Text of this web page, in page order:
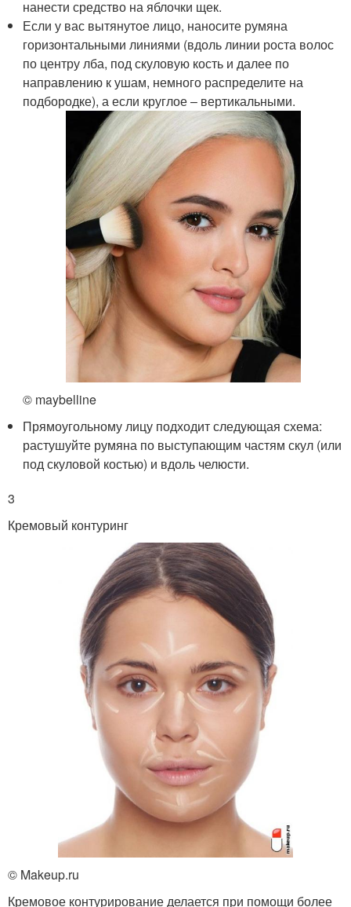
нанести средство на яблочки щек.
Если у вас вытянутое лицо, наносите румяна
горизонтальными линиями (вдоль линии роста волос
по центру лба, под скуловую кость и далее по
направлению к ушам, немного распределите на
подбородке), а если круглое – вертикальными.
© maybelline
Прямоугольному лицу подходит следующая схема:
растушуйте румяна по выступающим частям скул (или
под скуловой костью) и вдоль челюсти.
3
Кремовый контуринг
© Makeup.ru
Кремовое контурирование делается при помощи более